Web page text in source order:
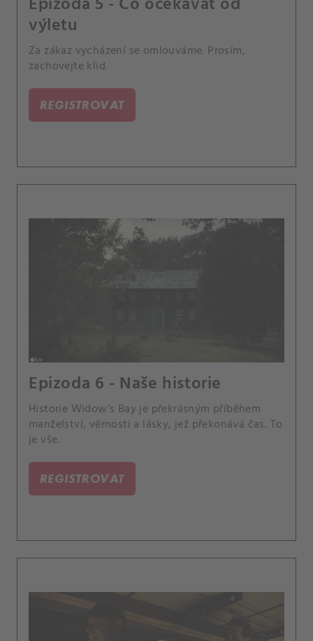
výletu
Za zákaz vycházení se omlouváme. Prosím,
zachovejte klid.
REGISTROVAT
Epizoda 6 - Naše historie
Historie Widow’s Bay je překrásným příběhem
manželství, věrnosti a lásky, jež překonává čas. To
je vše.
REGISTROVAT